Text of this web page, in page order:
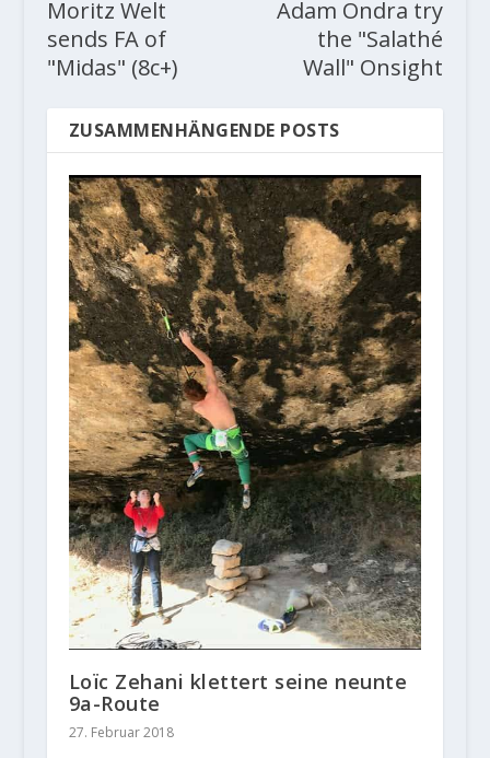
Moritz Welt
sends FA of
"Midas" (8c+)
Adam Ondra try
the "Salathé
Wall" Onsight
ZUSAMMENHÄNGENDE POSTS
Loïc Zehani klettert seine neunte
9a-Route
27. Februar 2018